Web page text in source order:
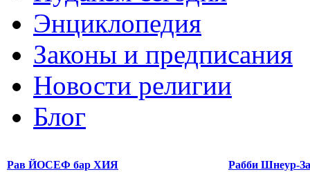
Энциклопедия
Законы и предписания
Новости религии
Блог
Рав ЙОСЕФ бар ХИЯ Рабби Шнеур-